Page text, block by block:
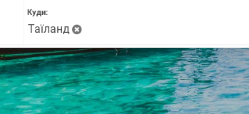
Куди:
Таїланд